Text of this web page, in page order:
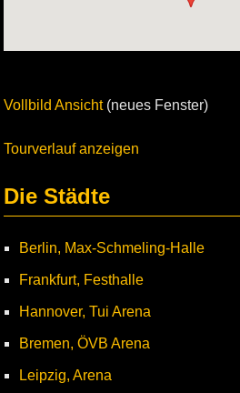
Vollbild Ansicht(neues Fenster)
Tourverlauf anzeigen
Die Städte
Berlin, Max-Schmeling-Halle
Frankfurt, Festhalle
Hannover, Tui Arena
Bremen, ÖVB Arena
Leipzig, Arena